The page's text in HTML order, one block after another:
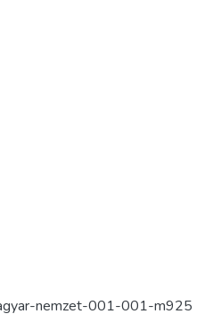
nemzet-001-001-m925